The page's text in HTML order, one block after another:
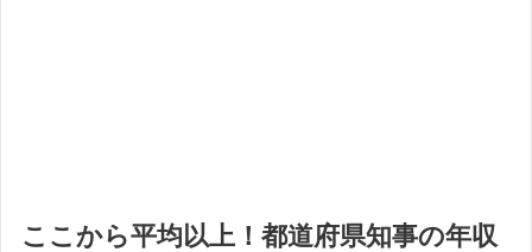
ここから平均以上！都道府県知事の年収